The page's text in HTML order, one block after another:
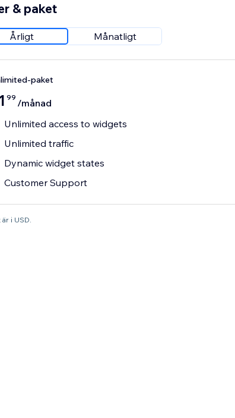
& paket
Årligt Månatligt
paket
1 99 /månad
Unlimited access to widgets
Unlimited traffic
Dynamic widget states
Customer Support
i USD.